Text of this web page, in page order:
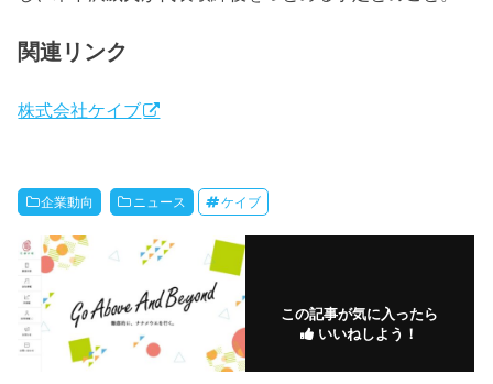
関連リンク
株式会社ケイブ
企業動向 ニュース ケイブ
この記事が気に入ったら
いいねしよう！